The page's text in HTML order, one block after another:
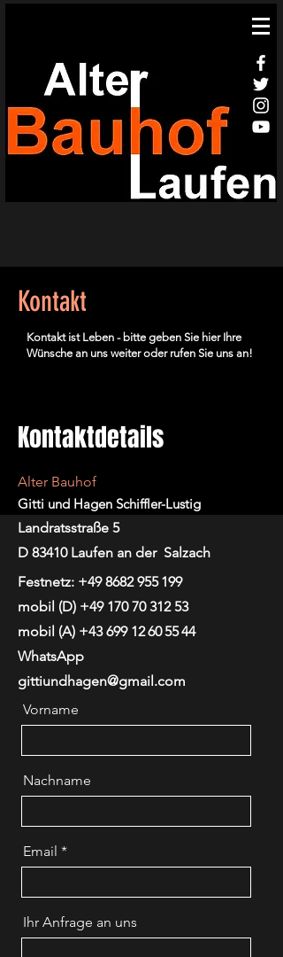
Kontakt
Kontakt ist Leben - bitte geben Sie hier Ihre
Wünsche an uns weiter oder rufen Sie uns an!
Kontaktdetails
Alter Bauhof
Gitti und Hagen Schiffler-Lustig
Landratsstraße 5
D 83410 Laufen an der Salzach
Festnetz: +49 8682 955199
mobil (D) +49 170 70 312 53
mobil (A) +43 699 12 60 55 44
WhatsApp
gittiundhagen@gmail.com
Vorname
Nachname
Email
Ihr Anfrage an uns